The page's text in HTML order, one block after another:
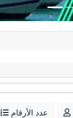
عدد الأرقام